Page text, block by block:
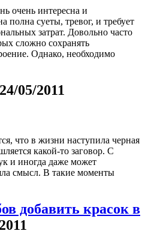
очень интересна и
полна суеты, тревог, и требует
затрат. Довольно часто
сложно сохранять
Однако, необходимо
24/05/2011
что в жизни наступила черная
какой-то заговор. С
и иногда даже может
смысл. В такие моменты
добавить красок в